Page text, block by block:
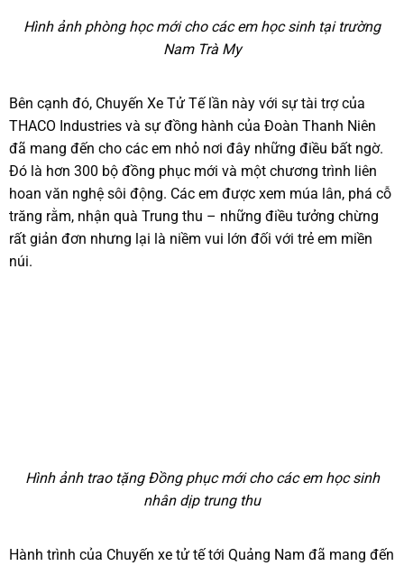
Hình ảnh phòng học mới cho các em học sinh tại trường
Nam Trà My
Bên cạnh đó, Chuyến Xe Tử Tế lần này với sự tài trợ của
THACO Industries và sự đồng hành của Đoàn Thanh Niên
đã mang đến cho các em nhỏ nơi đây những điều bất ngờ.
Đó là hơn 300 bộ đồng phục mới và một chương trình liên
hoan văn nghệ sôi động. Các em được xem múa lân, phá cỗ
trăng rằm, nhận quà Trung thu – những điều tưởng chừng
rất giản đơn nhưng lại là niềm vui lớn đối với trẻ em miền
núi.
Hình ảnh trao tặng Đồng phục mới cho các em học sinh
nhân dịp trung thu
Hành trình của Chuyến xe tử tế tới Quảng Nam đã mang đến